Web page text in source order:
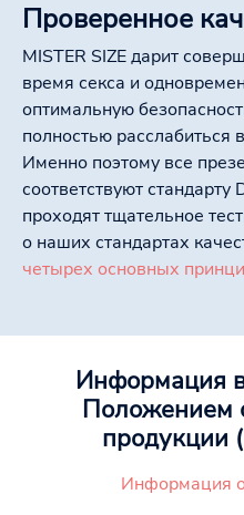
Проверенное
MISTER SIZE дарит
время секса и
оптимальную
полностью
Именно поэтому все
соответствуют
проходят тщательное
о наших стандартах
четырех основных
Информация в
Положением
продукции
Информация